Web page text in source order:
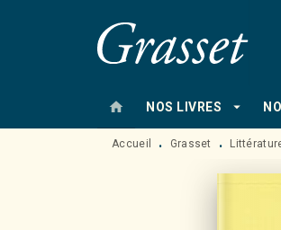
MENU RECHERCHE
home NOS LIVRES arrow_drop_down
Accueil • Grasset •